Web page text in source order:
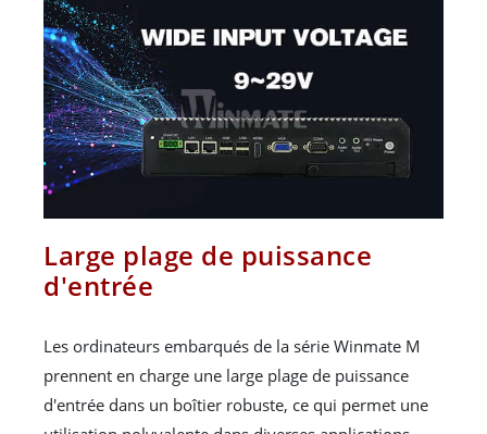
Large plage de puissance
d'entrée
Les ordinateurs embarqués de la série Winmate M
prennent en charge une large plage de puissance
d'entrée dans un boîtier robuste, ce qui permet une